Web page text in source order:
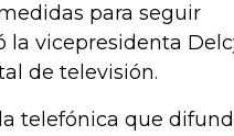
para seguir
la vicepresidenta
de televisión.
telefónica que